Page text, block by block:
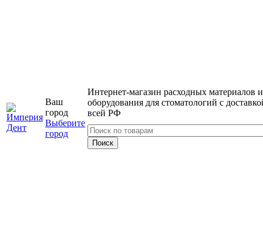
Ваш
город
Выберите
город
Интернет-магазин расходных материалов и
оборудования для стоматологий с
всей РФ